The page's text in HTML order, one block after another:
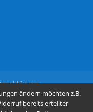
ändern möchten z.B.
bereits erteilter